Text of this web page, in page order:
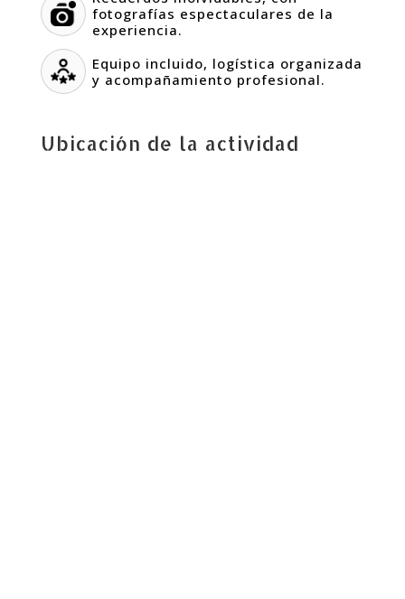
fotografías espectaculares de la
experiencia.
Equipo incluido, logística organizada
y acompañamiento profesional.
Ubicación de la actividad